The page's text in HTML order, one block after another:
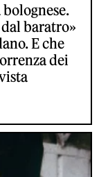
baratro»
E che
dei